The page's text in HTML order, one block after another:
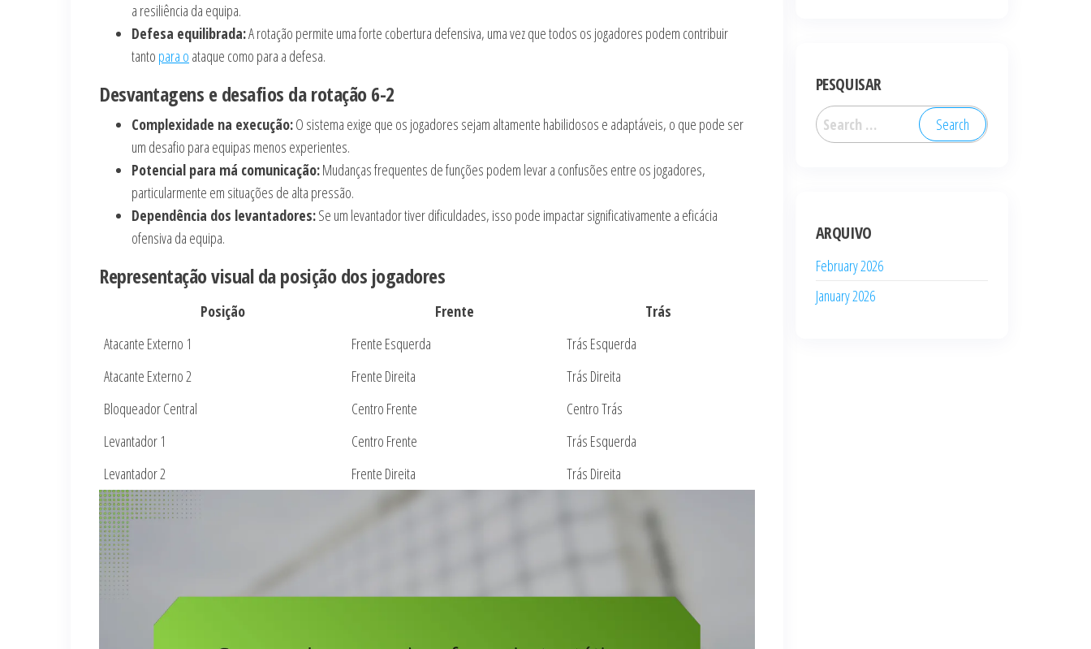
a resiliência da equipa.
Defesa equilibrada:A rotação permite uma forte cobertura defensiva, uma vez que todos os jogadores podem contribuir
tanto para o ataque como para a defesa.
Desvantagens e desafios da rotação 6-2
Complexidade na execução:O sistema exige que os jogadores sejam altamente habilidosos e adaptáveis, o que pode ser
um desafio para equipas menos experientes.
Potencial para má comunicação:Mudanças frequentes de funções podem levar a confusões entre os jogadores,
particularmente em situações de alta pressão.
Dependência dos levantadores:Se um levantador tiver dificuldades, isso pode impactar significativamente a eficácia
ofensiva da equipa.
Representação visual da posição dos jogadores
Posição Frente
Trás
Atacante Externo 1
Frente Esquerda
Trás Esquerda
Atacante Externo 2
Frente Direita
Trás Direita
Bloqueador Central
Centro Frente
Centro Trás
Levantador 1
Centro Frente
Trás Esquerda
Levantador 2
Frente Direita Trás Direita
PESQUISAR
Search
for:
ARQUIVO
February 2026
January 2026